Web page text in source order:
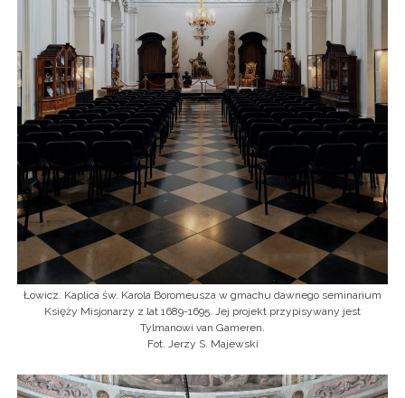
Łowicz. Kaplica św. Karola Boromeusza w gmachu dawnego seminarium
Księży Misjonarzy z lat 1689-1695. Jej projekt przypisywany jest
Tylmanowi van Gameren.
Fot. Jerzy S. Majewski